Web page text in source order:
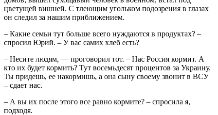
цветущей вишней. С тлеющим угольком подозрения в глазах
он следил за нашим приближением.
– Какие семьи тут больше всего нуждаются в продуктах? –
спросил Юрий. – У вас самих хлеб есть?
– Несите людям, — проговорил тот. – Нас Россия кормит. А
кто их будет кормить? Тут восемьдесят процентов за Украину.
Ты придешь, ее накормишь, а она сыну своему звонит в ВСУ
– сдает нас.
– А вы их после этого все равно кормите? – спросила я,
подходя.